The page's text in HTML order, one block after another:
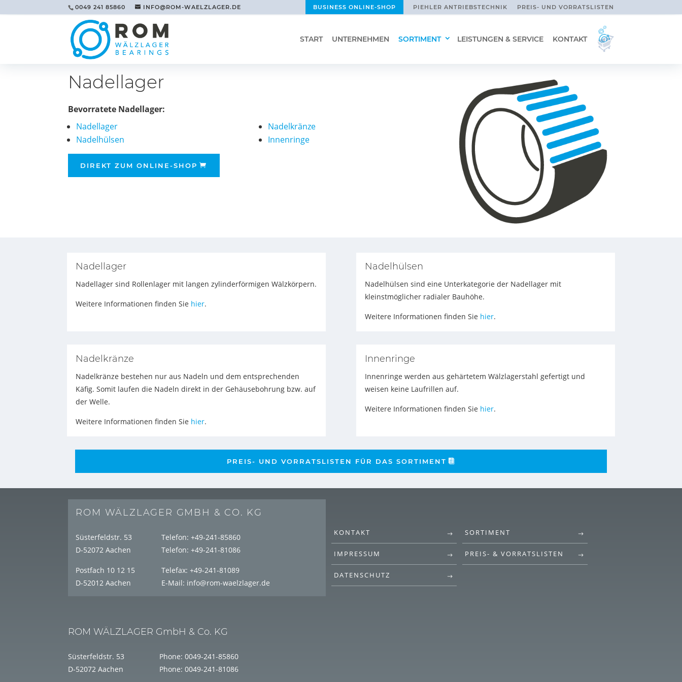
0049 241 85860 INFO@ROM-WAELZLAGER.DE BUSINESS ONLINE-SHOP PIEHLER ANTRIEBSTECHNIK PREIS- UND VORRATSLISTEN
START UNTERNEHMEN SORTIMENT LEISTUNGEN & SERVICE KONTAKT
Nadellager
Bevorratete Nadellager:
Nadellager
Nadelhülsen
Nadelkränze
Innenringe
DIREKT ZUM ONLINE-SHOP
Nadellager
Nadellager sind Rollenlager mit langen zylinderförmigen Wälzkörpern.
Weitere Informationen finden Sie hier.
Nadelhülsen
Nadelhülsen sind eine Unterkategorie der Nadellager mit
kleinstmöglicher radialer Bauhöhe.
Weitere Informationen finden Sie hier.
Nadelkränze
Nadelkränze bestehen nur aus Nadeln und dem entsprechenden
Käfig. Somit laufen die Nadeln direkt in der Gehäusebohrung bzw. auf
der Welle.
Weitere Informationen finden Sie hier.
Innenringe
Innenringe werden aus gehärtetem Wälzlagerstahl gefertigt und
weisen keine Laufrillen auf.
Weitere Informationen finden Sie hier.
PREIS- UND VORRATSLISTEN FÜR DAS SORTIMENT
ROM WÄLZLAGER GMBH & CO. KG
Süsterfeldstr. 53 Telefon:+49-241-85860
D-52072 Aachen
Telefon:+49-241-81086
Postfach 10 12 15 Telefax:+49-241-81089
D-52012 Aachen
E-Mail: info@rom-waelzlager.de
ROM WÄLZLAGER GmbH & Co. KG
Süsterfeldstr. 53 Phone:0049-241-85860
D-52072 Aachen
Phone:0049-241-81086
KONTAKT
IMPRESSUM
DATENSCHUTZ
SORTIMENT
PREIS- & VORRATSLISTEN